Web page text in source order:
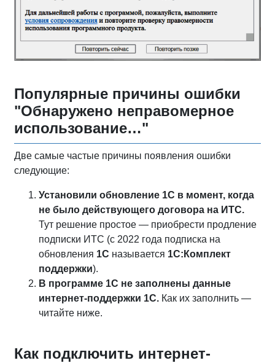
Популярные причины ошибки
"Обнаружено неправомерное
использование…"
Две самые частые причины появления ошибки
следующие:
Установили обновление 1С в момент, когда
не было действующего договора на ИТС.
Тут решение простое — приобрести продление
подписки ИТС (с 2022 года подписка на
обновления 1С называется 1С:Комплект
поддержки).
В программе 1С не заполнены данные
интернет-поддержки 1С. Как их заполнить —
читайте ниже.
Как подключить интернет-